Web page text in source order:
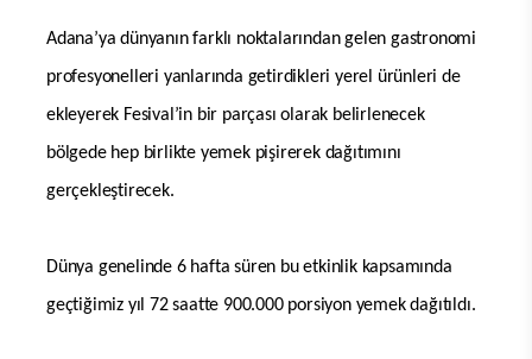
Adana’ya dünyanın farklı noktalarından gelen gastronomi
profesyonelleri yanlarında getirdikleri yerel ürünleri de
ekleyerek Fesival’in bir parçası olarak belirlenecek
bölgede hep birlikte yemek pişirerek dağıtımını
gerçekleştirecek.
Dünya genelinde 6 hafta süren bu etkinlik kapsamında
geçtiğimiz yıl 72 saatte 900.000 porsiyon yemek dağıtıldı.